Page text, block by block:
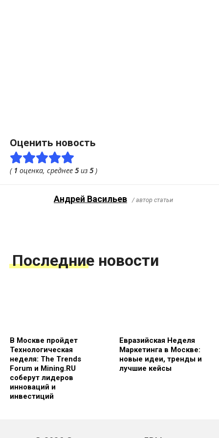
Оценить новость
( 1 оценка, среднее 5из 5)
Андрей Васильев / автор статьи
Последние новости
В Москве пройдет
Технологическая
неделя: The Trends
Forum и Mining.RU
соберут лидеров
инноваций и
инвестиций
Евразийская Неделя
Маркетинга в Москве:
новые идеи, тренды и
лучшие кейсы